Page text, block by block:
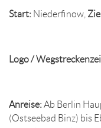
Start: Niederfinow,
Logo /
Anreise:Ab Berlin
(Ostseebad Binz) bis